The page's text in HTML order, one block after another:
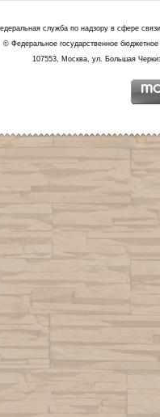
служба по надзору в сфере
© Федеральное государственное
107553, Москва, ул. Большая